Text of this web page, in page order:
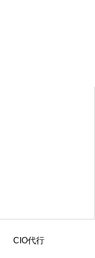
CIO代行